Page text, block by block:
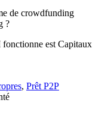
de crowdfunding
?
fonctionne est Capitaux
, Prêt P2P